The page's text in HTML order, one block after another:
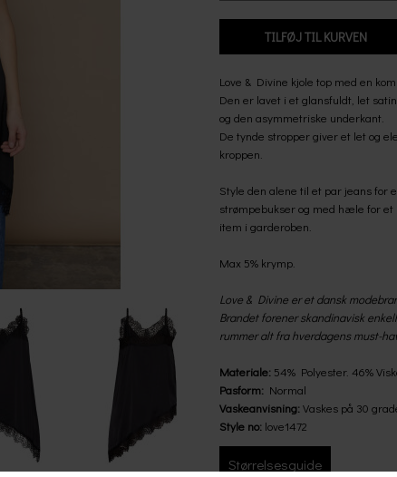
Love & Divine kjole top med en
Den er lavet i et glansfuldt, let
og den asymmetriske underkant.
De tynde stropper giver et let og
kroppen.
Style den alene til et par jeans for
strømpebukser og med hæle for
item i garderoben.
Max 5% krymp.
Love & Divine er et dansk
Brandet forener skandinavisk
rummer alt fra hverdagens must-
Materiale: 54% Polyester. 46%
Pasform: Normal
Vaskeanvisning: Vaskes på 30
Style no: love1472
Størrelsesguide